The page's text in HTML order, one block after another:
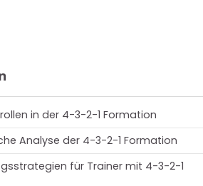
in der 4-3-2-1 Formation
Analyse der 4-3-2-1 Formation
für Trainer mit 4-3-2-1